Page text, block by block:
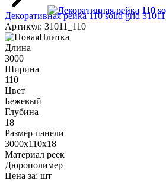
Декоративная рейка 110 solid grid 31011
Артикул: 31011_110
Длина
3000
Ширина
110
Цвет
Бежевый
Глубина
18
Размер панели
3000x110x18
Материал реек
Дюрополимер
Цена за: шт